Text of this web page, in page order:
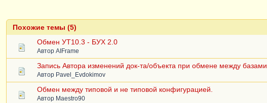
Похожие темы (5)
Обмен УТ10.3 - БУХ 2.0
Автор AIFrame
Запись Автора изменений док-та/объекта при обмене между базами
Автор Pavel_Evdokimov
Обмен между типовой и не типовой конфигурацией.
Автор Maestro90